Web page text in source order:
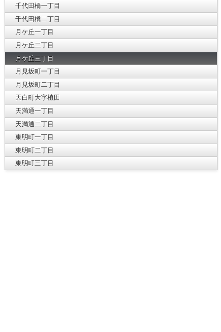
千代田橋一丁目
千代田橋二丁目
月ケ丘一丁目
月ケ丘二丁目
月ケ丘三丁目
月見坂町一丁目
月見坂町二丁目
天白町大字植田
天満通一丁目
天満通二丁目
東明町一丁目
東明町二丁目
東明町三丁目